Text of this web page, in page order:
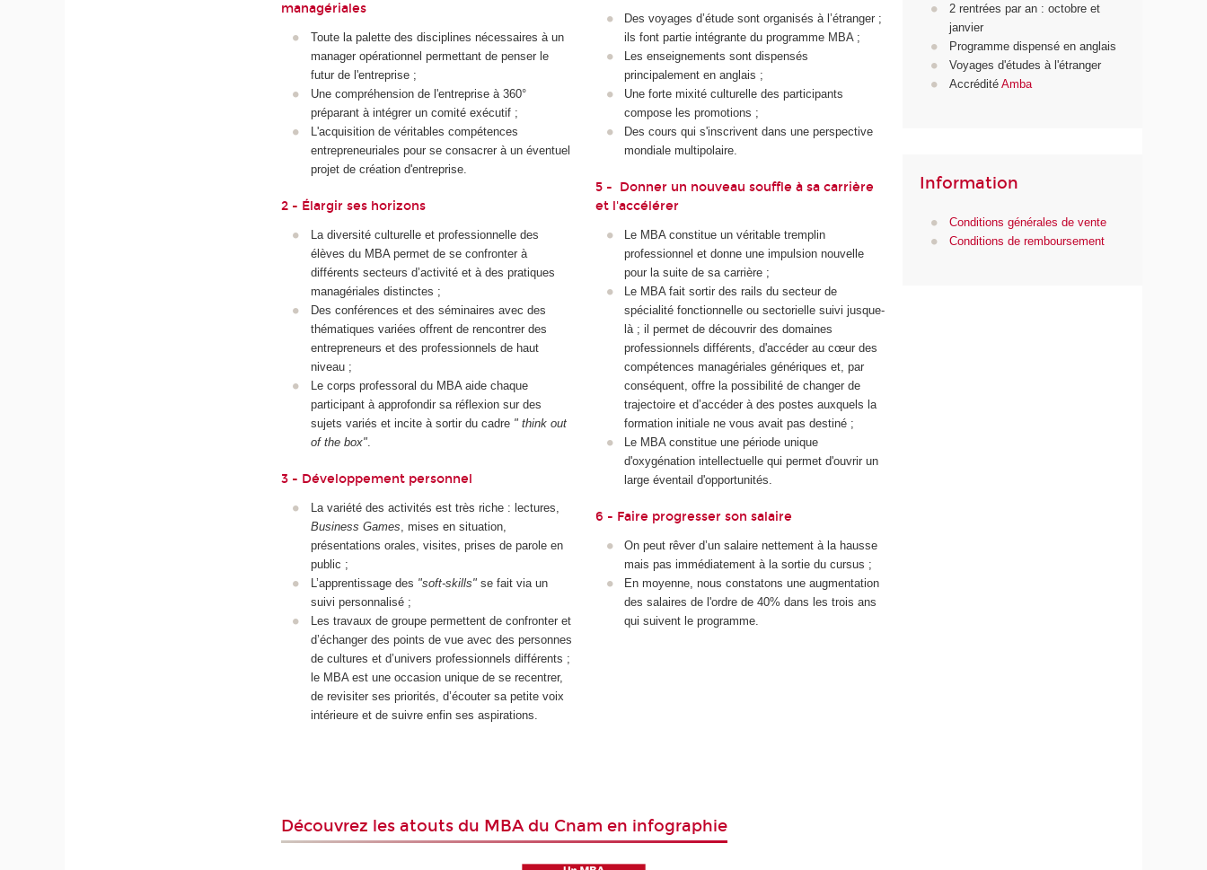
managériales
Toute la palette des disciplines nécessaires à un
manager opérationnel permettant de penser le
futur de l'entreprise ;
Une compréhension de l'entreprise à 360°
préparant à intégrer un comité exécutif ;
L'acquisition de véritables compétences
entrepreneuriales pour se consacrer à un éventuel
projet de création d'entreprise.
2 - Élargir ses horizons
La diversité culturelle et professionnelle des
élèves du MBA permet de se confronter à
différents secteurs d’activité et à des pratiques
managériales distinctes ;
Des conférences et des séminaires avec des
thématiques variées offrent de rencontrer des
entrepreneurs et des professionnels de haut
niveau ;
Le corps professoral du MBA aide chaque
participant à approfondir sa réflexion sur des
sujets variés et incite à sortir du cadre " think out
of the box".
3 - Développement personnel
La variété des activités est très riche : lectures,
Business Games , mises en situation,
présentations orales, visites, prises de parole en
public ;
L’apprentissage des "soft-skills"se fait via un
suivi personnalisé ;
Les travaux de groupe permettent de confronter et
d’échanger des points de vue avec des personnes
de cultures et d’univers professionnels différents ;
le MBA est une occasion unique de se recentrer,
de revisiter ses priorités, d’écouter sa petite voix
intérieure et de suivre enfin ses aspirations.
Des voyages d’étude sont organisés à l’étranger ;
ils font partie intégrante du programme MBA ;
Les enseignements sont dispensés
principalement en anglais ;
Une forte mixité culturelle des participants
compose les promotions ;
Des cours qui s'inscrivent dans une perspective
mondiale multipolaire.
5 - Donner un nouveau souffle à sa carrière
et l'accélérer
Le MBA constitue un véritable tremplin
professionnel et donne une impulsion nouvelle
pour la suite de sa carrière ;
Le MBA fait sortir des rails du secteur de
spécialité fonctionnelle ou sectorielle suivi jusque-
là ; il permet de découvrir des domaines
professionnels différents, d'accéder au cœur des
compétences managériales génériques et, par
conséquent, offre la possibilité de changer de
trajectoire et d’accéder à des postes auxquels la
formation initiale ne vous avait pas destiné ;
Le MBA constitue une période unique
d'oxygénation intellectuelle qui permet d'ouvrir un
large éventail d'opportunités.
6 - Faire progresser son salaire
On peut rêver d’un salaire nettement à la hausse
mais pas immédiatement à la sortie du cursus ;
En moyenne, nous constatons une augmentation
des salaires de l'ordre de 40% dans les trois ans
qui suivent le programme.
Découvrez les atouts du MBA du Cnam en infographie
2 rentrées par an : octobre et
janvier
Programme dispensé en anglais
Voyages d'études à l'étranger
Accrédité Amba
Information
Conditions générales de vente
Conditions de remboursement